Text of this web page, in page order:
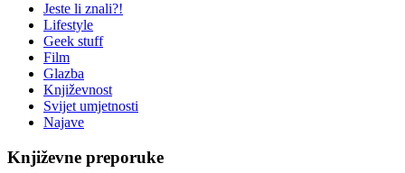
Jeste li znali?!
Lifestyle
Geek stuff
Film
Glazba
Književnost
Svijet umjetnosti
Najave
Književne preporuke